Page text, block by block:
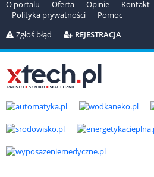
O portalu Oferta Opinie Kontakt
Polityka prywatności
Pomoc
Zgłoś błąd
REJESTRACJA